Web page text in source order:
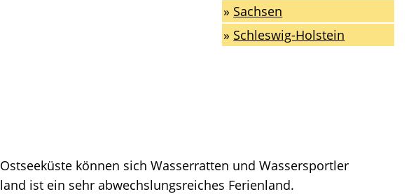
» Sachsen
» Schleswig-Holstein
können sich Wasserratten und Wassersportler
ist ein sehr abwechslungsreiches Ferienland.